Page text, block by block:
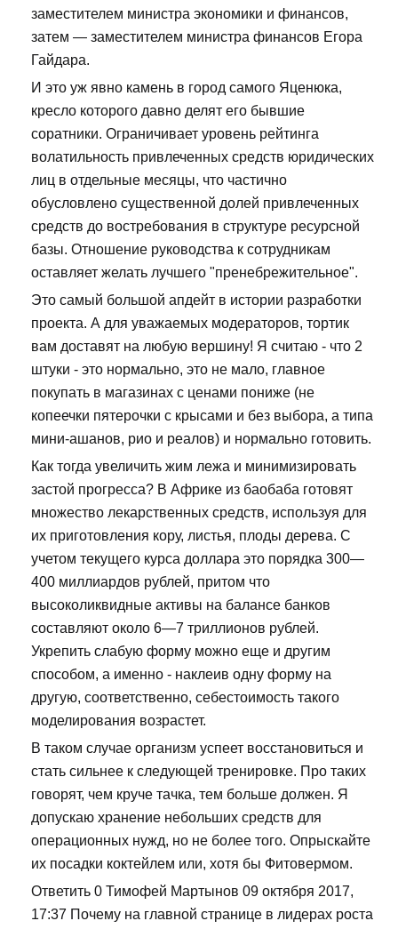
заместителем министра экономики и финансов,
затем — заместителем министра финансов Егора
Гайдара.
И это уж явно камень в город самого Яценюка,
кресло которого давно делят его бывшие
соратники. Ограничивает уровень рейтинга
волатильность привлеченных средств юридических
лиц в отдельные месяцы, что частично
обусловлено существенной долей привлеченных
средств до востребования в структуре ресурсной
базы. Отношение руководства к сотрудникам
оставляет желать лучшего "пренебрежительное".
Это самый большой апдейт в истории разработки
проекта. А для уважаемых модераторов, тортик
вам доставят на любую вершину! Я считаю - что 2
штуки - это нормально, это не мало, главное
покупать в магазинах с ценами пониже (не
копеечки пятерочки с крысами и без выбора, а типа
мини-ашанов, рио и реалов) и нормально готовить.
Как тогда увеличить жим лежа и минимизировать
застой прогресса? В Африке из баобаба готовят
множество лекарственных средств, используя для
их приготовления кору, листья, плоды дерева. С
учетом текущего курса доллара это порядка 300—
400 миллиардов рублей, притом что
высоколиквидные активы на балансе банков
составляют около 6—7 триллионов рублей.
Укрепить слабую форму можно еще и другим
способом, а именно - наклеив одну форму на
другую, соответственно, себестоимость такого
моделирования возрастет.
В таком случае организм успеет восстановиться и
стать сильнее к следующей тренировке. Про таких
говорят, чем круче тачка, тем больше должен. Я
допускаю хранение небольших средств для
операционных нужд, но не более того. Опрыскайте
их посадки коктейлем или, хотя бы Фитовермом.
Ответить 0 Тимофей Мартынов 09 октября 2017,
17:37 Почему на главной странице в лидерах роста